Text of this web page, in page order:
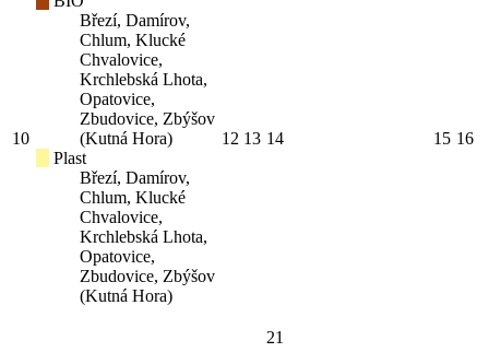
10
Březí, Damírov,
Chlum, Klucké
Chvalovice,
Krchlebská Lhota,
Opatovice,
Zbudovice, Zbýšov
(Kutná Hora)
Plast
Březí, Damírov,
Chlum, Klucké
Chvalovice,
Krchlebská Lhota,
Opatovice,
Zbudovice, Zbýšov
(Kutná Hora)
12 13 14 15 16
21